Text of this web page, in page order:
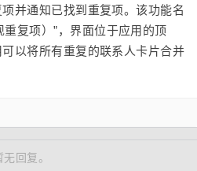
并通知已找到重复项。该功能名
复项）”，界面位于应用的顶
以将所有重复的联系人卡片合并
无回复。